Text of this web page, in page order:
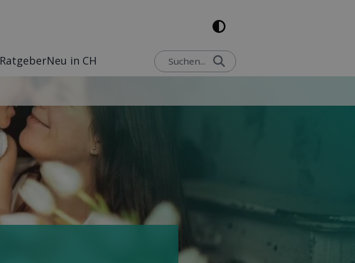
Suchen...
Rat­geberNeu in CH